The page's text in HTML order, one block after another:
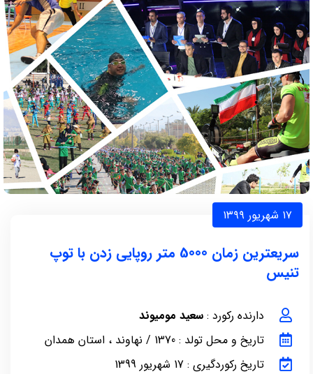
۱۷ شهریور ۱۳۹۹
سریعترین زمان 5000 متر روپایی زدن با توپ
تنیس
دارنده رکورد : سعید مومیوند
تاریخ و محل تولد : 1370 / نهاوند ، استان همدان
تاریخ رکوردگیری : 17 شهریور 1399